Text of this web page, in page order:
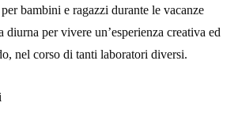
bambini e ragazzi durante le vacanze
per vivere un’esperienza creativa ed
nel corso di tanti laboratori diversi.